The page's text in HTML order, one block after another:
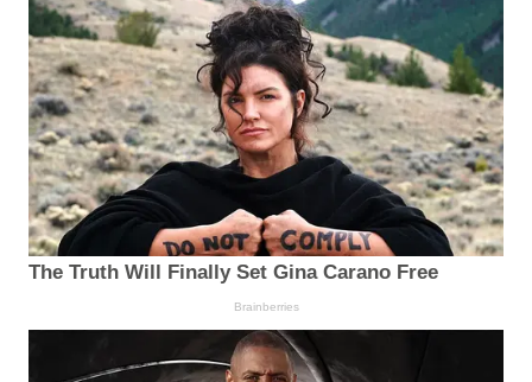
The Truth Will Finally Set Gina Carano Free
Brainberries